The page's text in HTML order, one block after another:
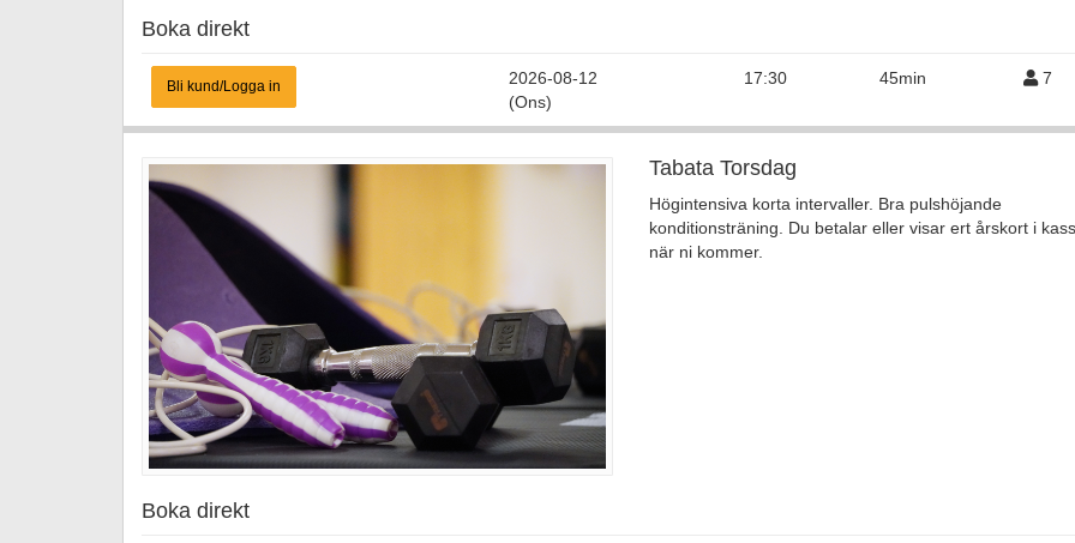
Boka direkt
Bli kund/Logga in
2026-08-12
(Ons)
17:30 45min 7
Tabata Torsdag
Högintensiva korta intervaller. Bra pulshöjande
konditionsträning. Du betalar eller visar ert årskort i
när ni kommer.
Boka direkt